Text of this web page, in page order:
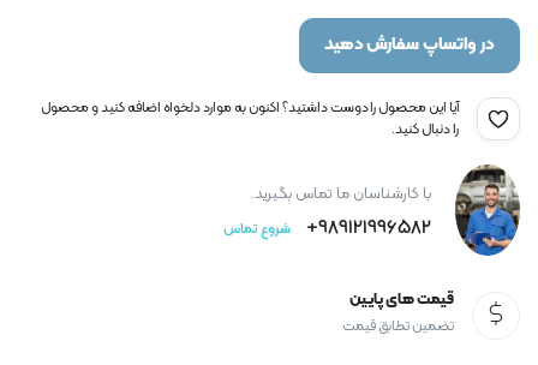
در واتساپ سفارش دهید
آیا این محصول را دوست داشتید؟ اکنون به موارد دلخواه اضافه کنید و محصول
را دنبال کنید.
با کارشناسان ما تماس بگیرید.
989121996582+ شروع تماس
قیمت های پایین
تضمین تطابق قیمت